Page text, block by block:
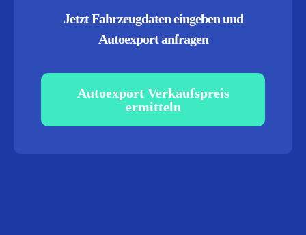
Jetzt Fahrzeugdaten eingeben und
Autoexport anfragen
Autoexport Verkaufspreis
ermitteln